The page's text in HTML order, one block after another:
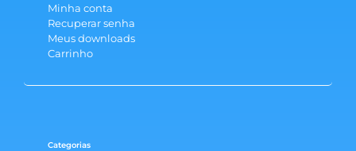
Minha conta
Recuperar senha
Meus downloads
Carrinho
Categorias